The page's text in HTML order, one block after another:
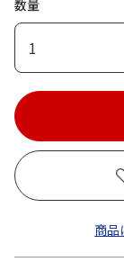
数量
1
商品